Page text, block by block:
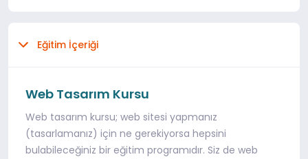
Eğitim İçeriği
Web Tasarım Kursu
Web tasarım kursu; web sitesi yapmanız
(tasarlamanız) için ne gerekiyorsa hepsini
bulabileceğiniz bir eğitim programıdır. Siz de web